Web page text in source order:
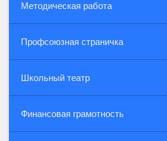
Методическая работа
Профсоюзная страничка
Школьный театр
Финансовая грамотность